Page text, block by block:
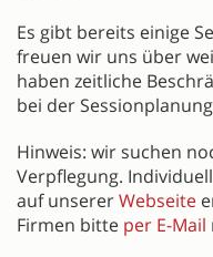
Es gibt bereits einige
freuen wir uns über
haben zeitliche
bei der
Hinweis: wir suchen
Verpflegung.
auf unsererWebseite
Firmen bitte per E-Mail